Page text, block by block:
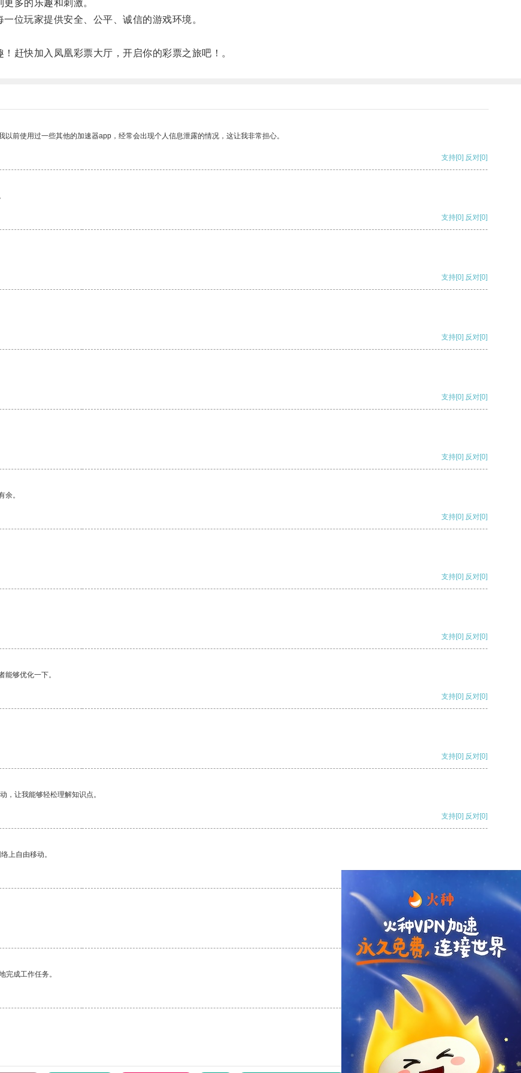
多的乐趣和刺激。
玩家提供安全、公平、诚信的游戏环境。
快加入凤凰彩票大厅，开启你的彩票之旅吧！。
前使用过一些其他的加速器app，经常会出现个人信息泄露的情况，这让我非常担心。
支持[0] 反对[0]
支持[0] 反对[0]
支持[0] 反对[0]
支持[0] 反对[0]
支持[0] 反对[0]
支持[0] 反对[0]
。
支持[0] 反对[0]
支持[0] 反对[0]
支持[0] 反对[0]
够优化一下。
支持[0] 反对[0]
支持[0] 反对[0]
，让我能够轻松理解知识点。
支持[0] 反对[0]
上自由移动。
支持 [0] 反对 [0]
成工作任务。
支持